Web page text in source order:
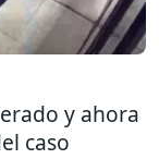
y ahora
caso